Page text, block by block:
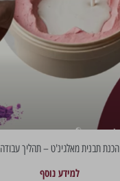
הכנת תבנית מאלגינ'ט – תהליך עבודה
למידע נוסף